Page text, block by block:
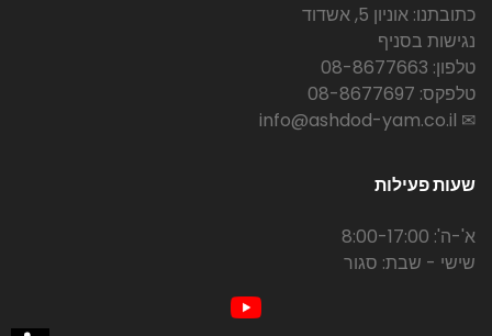
כתובתנו: אוניון 5, אשדוד
נגישות בסניף
טלפון: 08-8677663
טלפקס: 08-8677697
✉ info@ashdod-yam.co.il
שעות פעילות
א'-ה': 8:00-17:00
שישי - שבת: סגור